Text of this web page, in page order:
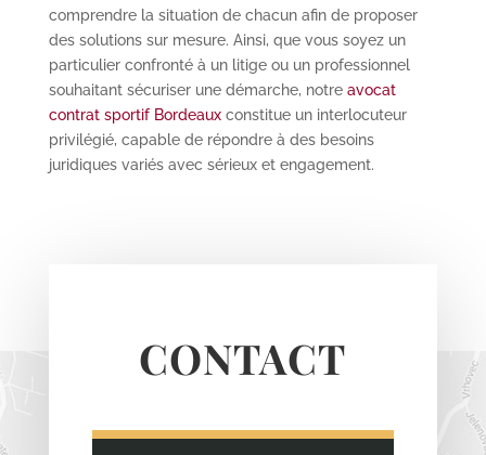
comprendre la situation de chacun afin de proposer
des solutions sur mesure. Ainsi, que vous soyez un
particulier confronté à un litige ou un professionnel
souhaitant sécuriser une démarche, notre avocat
contrat sportif Bordeauxconstitue un interlocuteur
privilégié, capable de répondre à des besoins
juridiques variés avec sérieux et engagement.
CONTACT